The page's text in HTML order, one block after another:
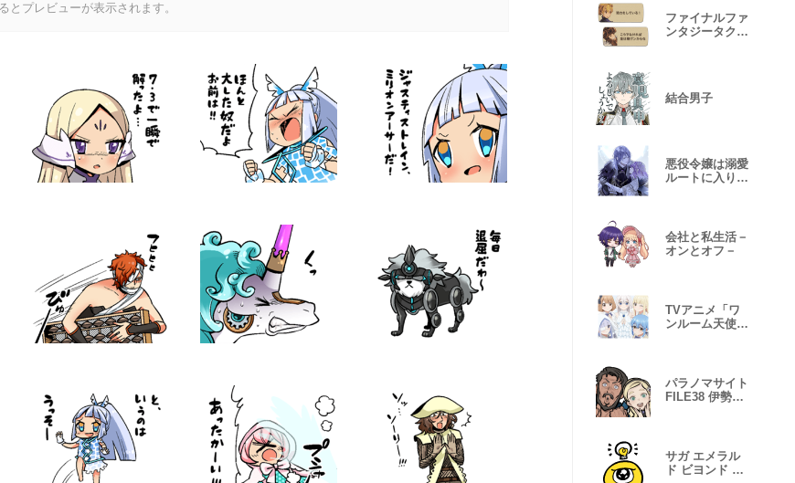
とプレビューが表示されます。
ファイナルファ
ンタジータクテ
結合男子
悪役令嬢は溺愛
ルートに入りま
会社と私生活－
オンとオフ－
TVアニメ「ワ
ンルーム天使つ
パラノマサイト
FILE38 伊勢人
サガ エメラル
ド ビヨンド 第